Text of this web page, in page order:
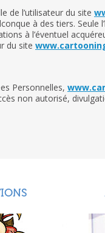
de l’utilisateur du site
à des tiers. Seule
à l’éventuel
du site
Personnelles,
non autorisé,